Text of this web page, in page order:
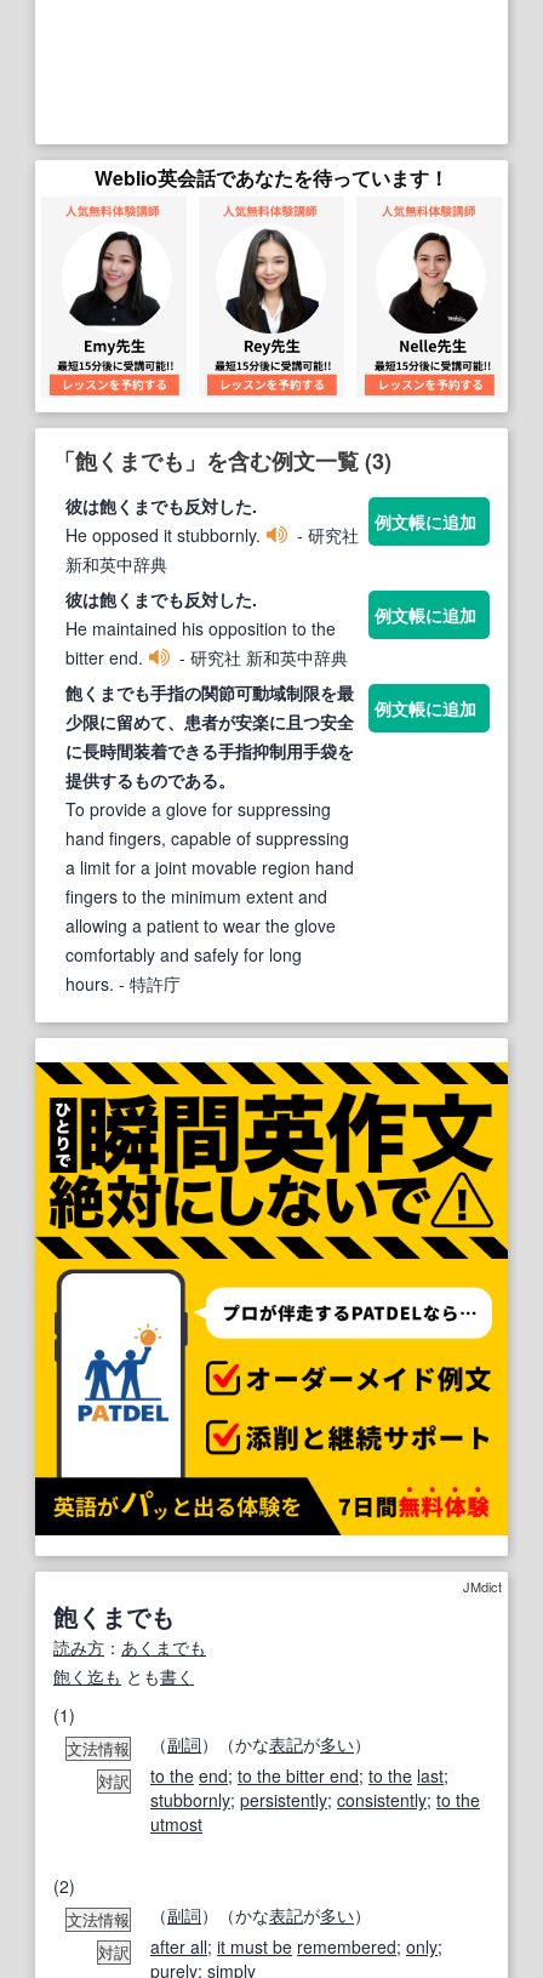
Weblio英会話であなたを待っています！
「飽くまでも」を含む例文一覧 (3)
彼は飽くまでも反対した.
He opposed it stubbornly.
- 研究社
新和英中辞典
例文帳に追加
彼は飽くまでも反対した.
He maintained his opposition to the
bitter end.
- 研究社 新和英中辞典
例文帳に追加
飽くまでも手指の関節可動域制限を最
少限に留めて、患者が安楽に且つ安全
に長時間装着できる手指抑制用手袋を
提供するものである。
To provide a glove for suppressing
hand fingers, capable of suppressing
a limit for a joint movable region hand
fingers to the minimum extent and
allowing a patient to wear the glove
comfortably and safely for long
hours. - 特許庁
例文帳に追加
JMdict
飽くまでも
読み方 ： あくまでも
飽く迄も とも書く
(1)
文法情報 （副詞）（かな表記が多い）
対訳 to the end; to the bitter end; to the last;
stubbornly; persistently; consistently; to the
utmost
(2)
文法情報 （副詞）（かな表記が多い）
対訳 after all; it must be remembered; only;
purely; simply